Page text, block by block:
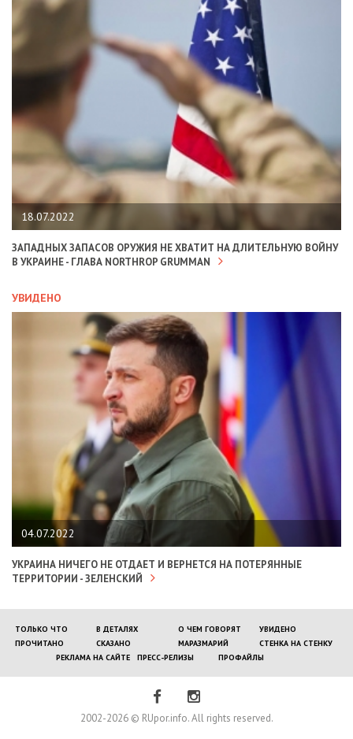
18.07.2022
ЗАПАДНЫХ ЗАПАСОВ ОРУЖИЯ НЕ ХВАТИТ НА ДЛИТЕЛЬНУЮ ВОЙНУ
В УКРАИНЕ - ГЛАВА NORTHROP GRUMMAN
УВИДЕНО
04.07.2022
УКРАИНА НИЧЕГО НЕ ОТДАЕТ И ВЕРНЕТСЯ НА ПОТЕРЯННЫЕ
ТЕРРИТОРИИ - ЗЕЛЕНСКИЙ
ТОЛЬКО ЧТО В ДЕТАЛЯХ О ЧЕМ ГОВОРЯТ
УВИДЕНО
ПРОЧИТАНО
СКАЗАНО МАРАЗМАРИЙ
СТЕНКА НА СТЕНКУ
РЕКЛАМА НА САЙТЕ
ПРЕСС-РЕЛИЗЫ ПРОФАЙЛЫ
2002-2026 © RUpor.info. All rights reserved.